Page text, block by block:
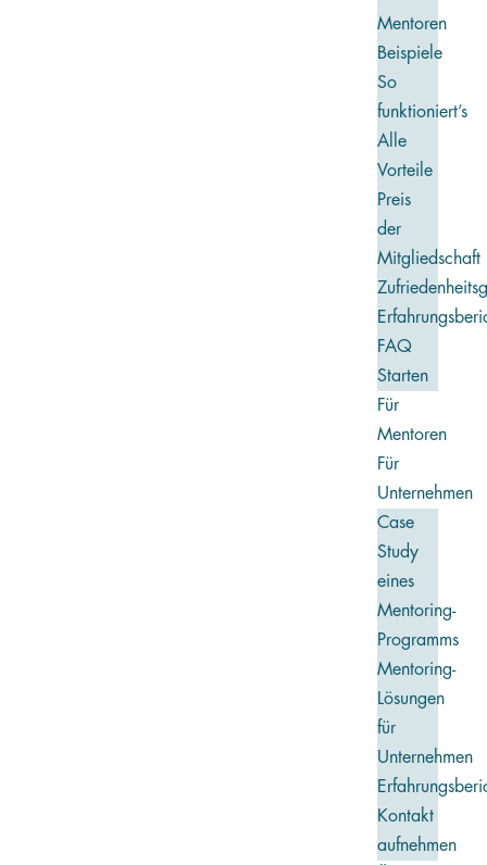
Mentoren
Beispiele
So
funktioniert’s
Alle
Vorteile
Preis
der
Mitgliedschaft
FAQ
Starten
Für
Mentoren
Für
Unternehmen
Case
Study
eines
Mentoring-
Programms
Mentoring-
Lösungen
für
Unternehmen
Kontakt
aufnehmen